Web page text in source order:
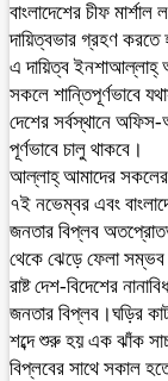
বাংলাদেশের চীফ মার্শাল
দায়িত্বভার গ্রহণ করতে
এ দায়িত্ব ইনশাআল্লাহ্‌
সকলে শান্তিপূর্ণভাবে
দেশের সর্বস্থানে
পূর্ণভাবে চালু থাকবে।
আল্লাহ্‌ আমাদের
৭ই নভেম্বর এবং
জনতার বিপ্লব
থেকে ঝেড়ে ফেলা সম্ভব
রাষ্ট দেশ-বিদেশের
জনতার বিপ্লব।ঘড়ির
শব্দে শুরু হয় এক ঝাঁক
বিপ্লবের সাথে সকাল